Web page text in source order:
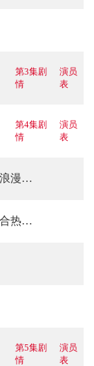
第3集剧
情
演员
表
第4集剧
情
演员
表
美美搭特训营第二季03:法式浪漫VS迷人意式
健身私享课第一季13:上肢综合热身激活
第5集剧
情
演员
表